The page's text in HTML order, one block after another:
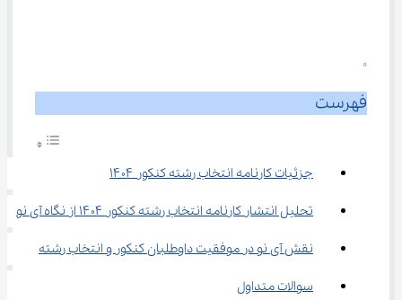
0
فهرست
جزئیات کارنامه انتخاب رشته کنکور ۱۴۰۴
تحلیل انتشار کارنامه انتخاب رشته کنکور ۱۴۰۴ از نگاه آی نو
نقش آی نو در موفقیت داوطلبان کنکور و انتخاب رشته
سوالات متداول